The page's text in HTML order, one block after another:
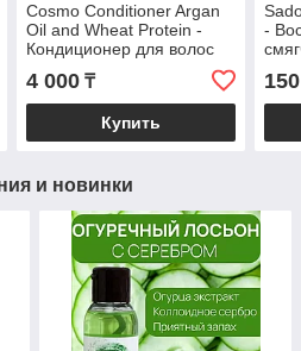
Cosmo Conditioner Argan
Oil and Wheat Protein -
Кондиционер для волос
Аргановое масло и
пшеничный протеин 1000
мг
4 000₸
Купить
-
150
и новинки